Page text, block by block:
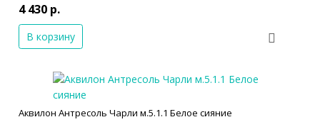
4 430 р.
В корзину
Аквилон Антресоль Чарли м.5.1.1 Белое сияние